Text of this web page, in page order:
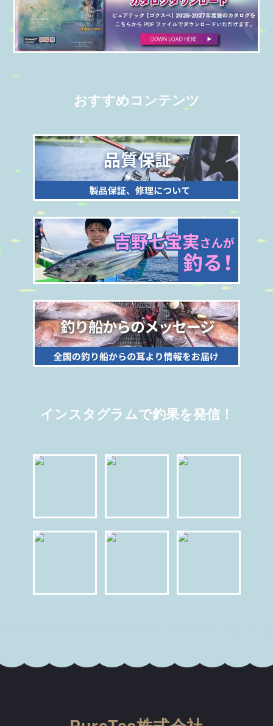
おすすめコンテンツ
インスタグラムで釣果を発信！